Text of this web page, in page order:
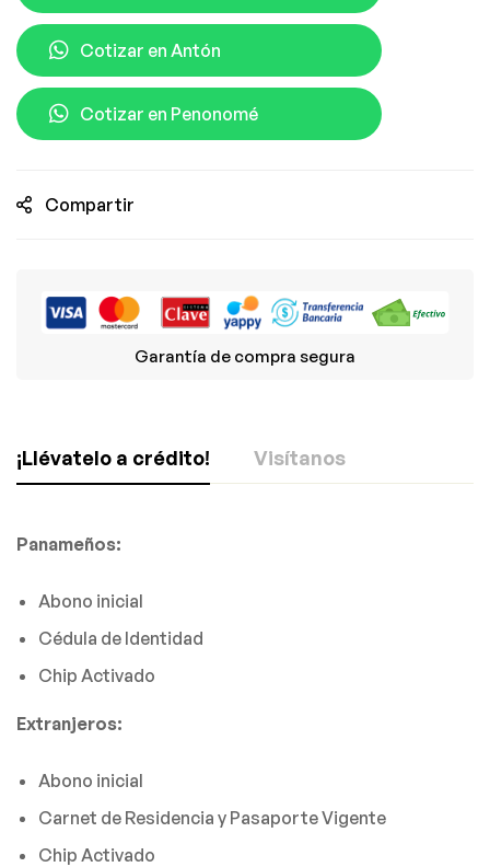
Cotizar en Antón
Cotizar en Penonomé
Compartir
Garantía de compra segura
¡Llévatelo a crédito! Visítanos
Panameños:
Abono inicial
Cédula de Identidad
Chip Activado
Extranjeros:
Abono inicial
Carnet de Residencia y Pasaporte Vigente
Chip Activado
¡Dale click y descubre nuestras sucursales!